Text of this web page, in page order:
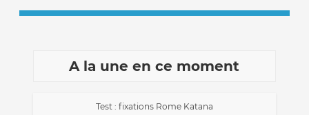
A la une en ce moment
Test : fixations Rome Katana